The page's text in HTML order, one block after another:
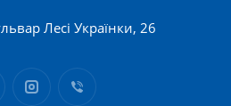
Лесі Українки, 26